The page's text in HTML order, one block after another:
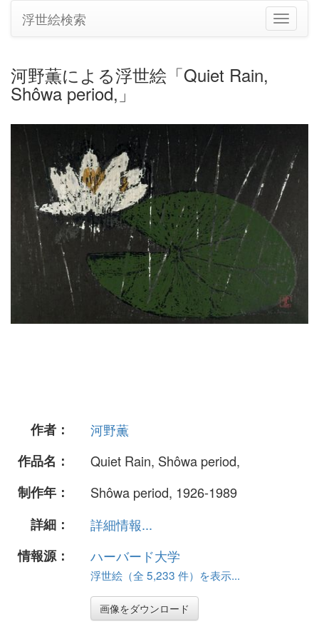
ナ
ビ
替
え
浮世絵検索
河野薫による浮世絵「Quiet Rain,
Shôwa period,」
作者：
河野薫
作品名：
Quiet Rain, Shôwa period,
制作年：
Shôwa period, 1926-1989
詳細：
詳細情報...
情報源：
ハーバード大学
浮世絵（全 5,233 件）を表示...
画像をダウンロード